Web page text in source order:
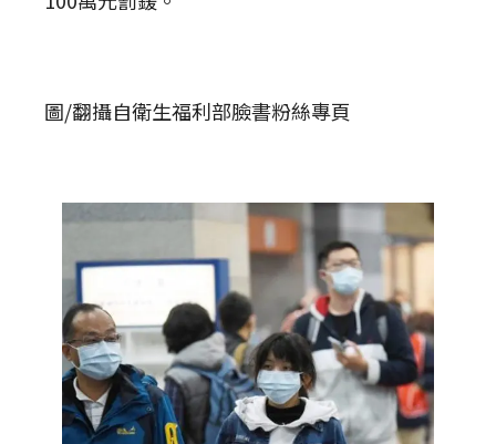
圖/翻攝自衛生福利部臉書粉絲專頁